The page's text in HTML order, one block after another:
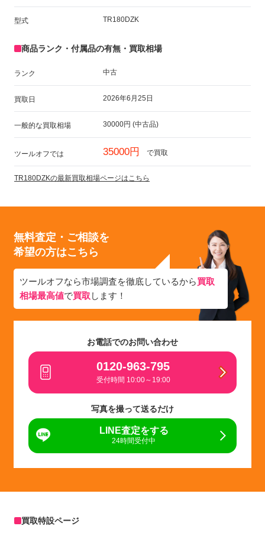
型式 TR180DZK
商品ランク・付属品の有無・買取相場
ランク 中古
買取日 2026年6月25日
一般的な買取相場 30000円 (中古品)
ツールオフでは 35000円 で買取
TR180DZKの最新買取相場ページはこちら
無料査定・ご相談を
希望の方はこちら
ツールオフなら市場調査を徹底しているから買取
相場最高値で買取 します！
お電話でのお問い合わせ
0120-963-795
受付時間 10:00～19:00
写真を撮って送るだけ
LINE査定をする
24時間受付中
買取特設ページ